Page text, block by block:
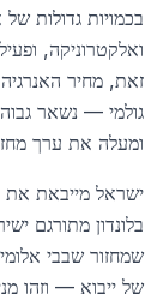
בכמויות גדולות
ואלקטרוניקה,
גולמי — נשאר
ומעלה את ערך
בלונדון מתורגם
של ייבוא — וזהו